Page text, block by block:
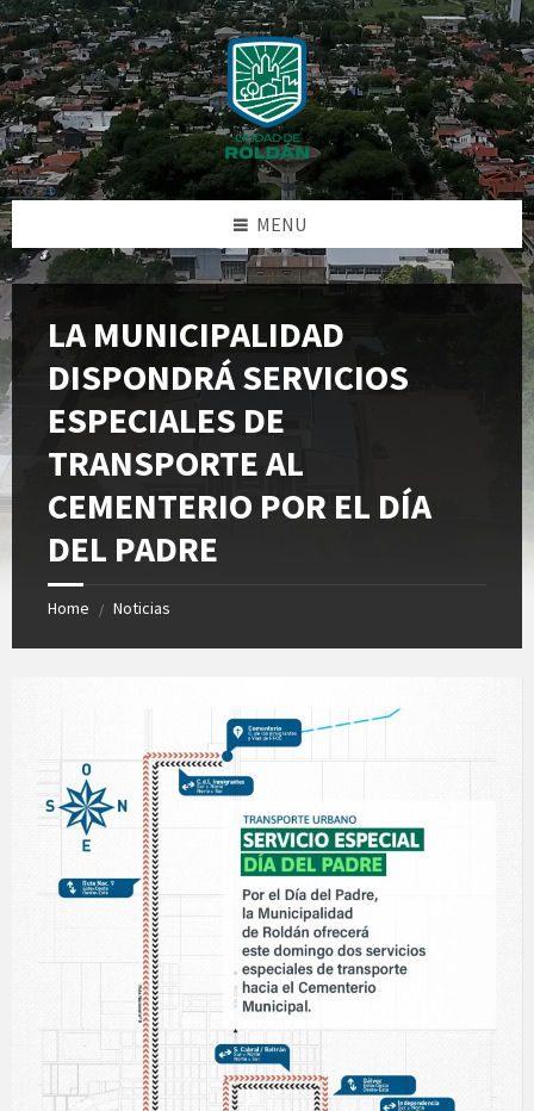
Skip
to
content
Skip
to
left
sidebar
Skip
to
right
sidebar
Skip
to
footer
MENU
LA MUNICIPALIDAD
DISPONDRÁ SERVICIOS
ESPECIALES DE
TRANSPORTE AL
CEMENTERIO POR EL DÍA
DEL PADRE
Home / Noticias